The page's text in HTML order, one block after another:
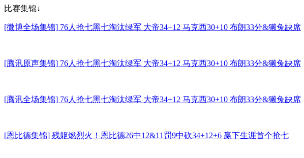
比赛集锦↓
[微博全场集锦] 76人抢七黑七淘汰绿军 大帝34+12 马克西30+10 布朗33分&獭兔缺席
[腾讯原声集锦] 76人抢七黑七淘汰绿军 大帝34+12 马克西30+10 布朗33分&獭兔缺席
[腾讯全场集锦] 76人抢七黑七淘汰绿军 大帝34+12 马克西30+10 布朗33分&獭兔缺席
[恩比德集锦] 残躯燃烈火！恩比德26中12&11罚9中砍34+12+6 赢下生涯首个抢七